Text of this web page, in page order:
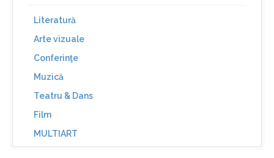
Literatură
Arte vizuale
Conferinţe
Muzică
Teatru & Dans
Film
MULTIART